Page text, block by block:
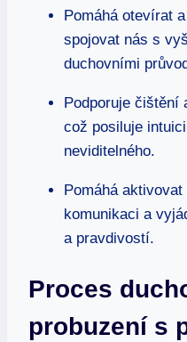
Pomáhá otevírat
spojovat nás s
duchovními
Podporuje
což posiluje
neviditelného.
Pomáhá
komunikaci a
a pravdivostí.
Proces
probuzení s